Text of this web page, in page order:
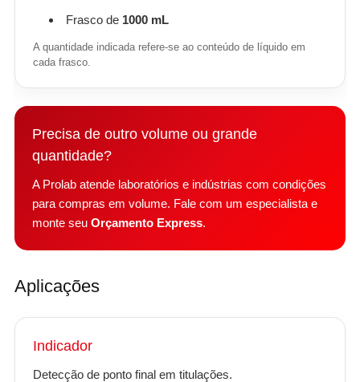
Frasco de 1000 mL
A quantidade indicada refere-se ao conteúdo de líquido em
cada frasco.
Precisa de outro volume ou grande
quantidade?
A Prolab atende laboratórios e indústrias com condições
para compras em volume. Fale com um especialista e
monte seu Orçamento Express.
Aplicações
Indicador
Detecção de ponto final em titulações.